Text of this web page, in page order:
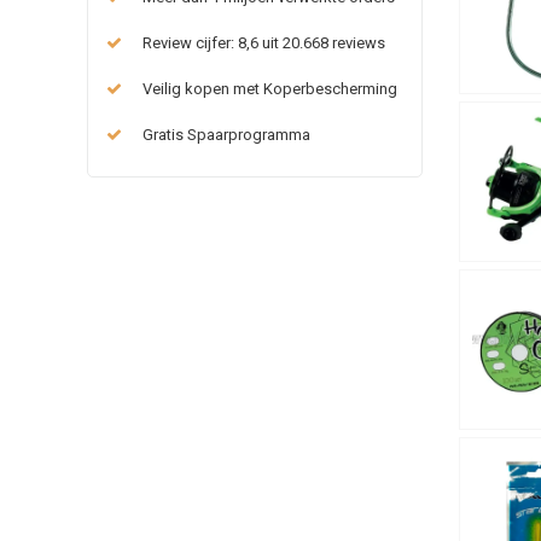
Review cijfer: 8,6 uit 20.668 reviews
Veilig kopen met Koperbescherming
Gratis Spaarprogramma